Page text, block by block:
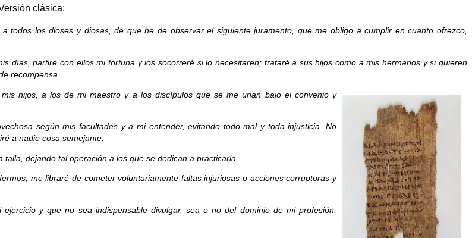
clásica:
todos los dioses y diosas, de que he de observar el siguiente juramento, que me obligo a cumplir en cuanto ofrezco,
días, partiré con ellos mi fortuna y los socorreré si lo necesitaren; trataré a sus hijos como a mis hermanos y si quieren
recompensa.
hijos, a los de mi maestro y a los discípulos que se me unan bajo el convenio y
según mis facultades y a mi entender, evitando todo mal y toda injusticia. No
a nadie cosa semejante.
dejando tal operación a los que se dedican a practicarla.
me libraré de cometer voluntariamente faltas injuriosas o acciones corruptoras y
y que no sea indispensable divulgar, sea o no del dominio de mi profesión,